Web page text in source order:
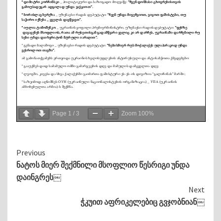
Page 1 / 3 Zoom 100%
Continue
Reading
Previous
ნატოს მიერ შექმნილი მსოფლიო წესრიგი უნდა
დაინგრეს￼
Next
ჭკუით აფრიკელებიც გვჯობნიან￼